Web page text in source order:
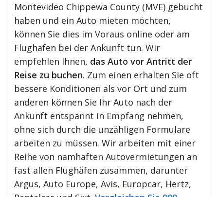
Montevideo Chippewa County (MVE) gebucht
haben und ein Auto mieten möchten,
können Sie dies im Voraus online oder am
Flughafen bei der Ankunft tun. Wir
empfehlen Ihnen, das Auto vor Antritt der
Reise zu buchen. Zum einen erhalten Sie oft
bessere Konditionen als vor Ort und zum
anderen können Sie Ihr Auto nach der
Ankunft entspannt in Empfang nehmen,
ohne sich durch die unzähligen Formulare
arbeiten zu müssen. Wir arbeiten mit einer
Reihe von namhaften Autovermietungen an
fast allen Flughäfen zusammen, darunter
Argus, Auto Europe, Avis, Europcar, Hertz,